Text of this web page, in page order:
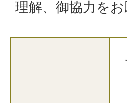
理解、御協力を